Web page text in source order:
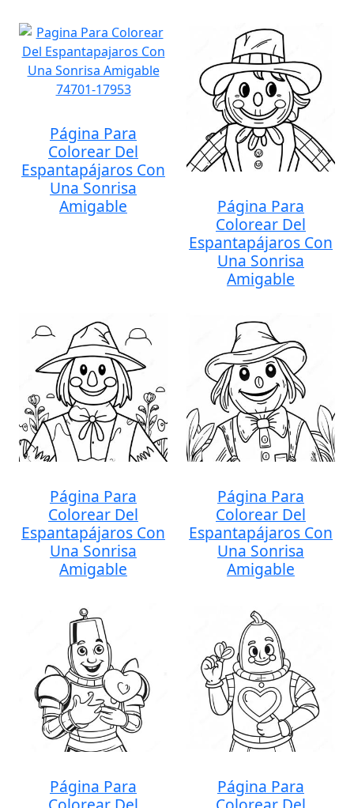
Página Para
Colorear Del
Espantapájaros Con
Una Sonrisa
Amigable
Página Para
Colorear Del
Espantapájaros Con
Una Sonrisa
Amigable
Página Para
Colorear Del
Espantapájaros Con
Una Sonrisa
Amigable
Página Para
Colorear Del
Espantapájaros Con
Una Sonrisa
Amigable
Página Para
Página Para